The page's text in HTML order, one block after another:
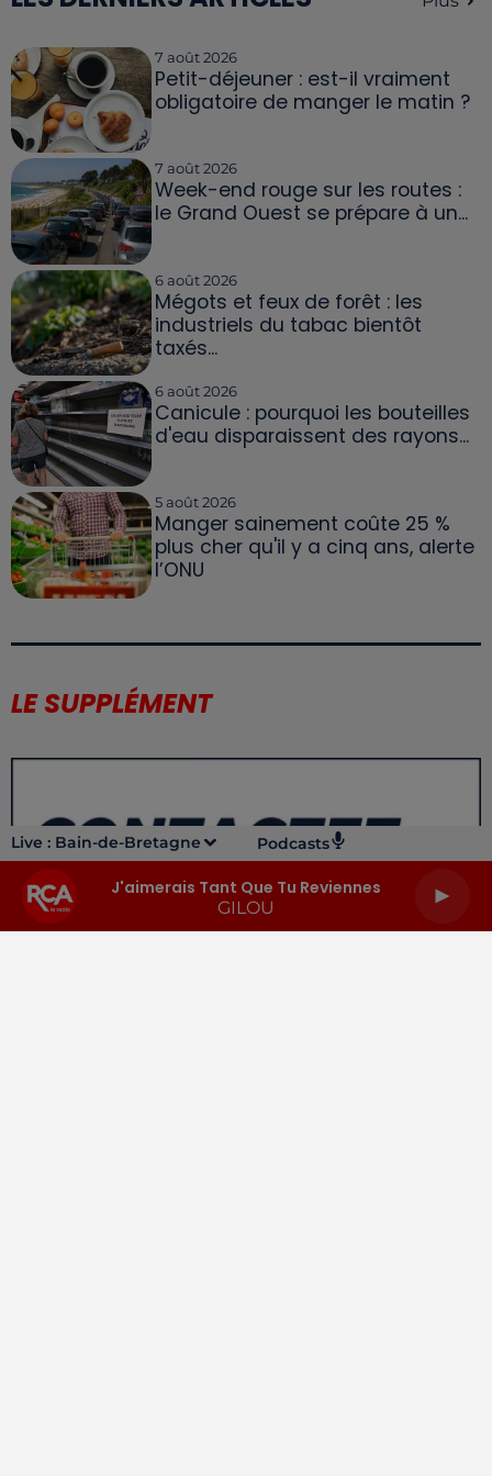
Live : Bain-de-Bretagne Podcasts
J'aimerais Tant Que Tu Reviennes
GILOU
7 août 2026
Petit-déjeuner : est-il vraiment
obligatoire de manger le matin ?
7 août 2026
Week-end rouge sur les routes :
le Grand Ouest se prépare à un...
6 août 2026
Mégots et feux de forêt : les
industriels du tabac bientôt
taxés...
6 août 2026
Canicule : pourquoi les bouteilles
d'eau disparaissent des rayons...
5 août 2026
Manger sainement coûte 25 %
plus cher qu'il y a cinq ans, alerte
l’ONU
LE SUPPLÉMENT